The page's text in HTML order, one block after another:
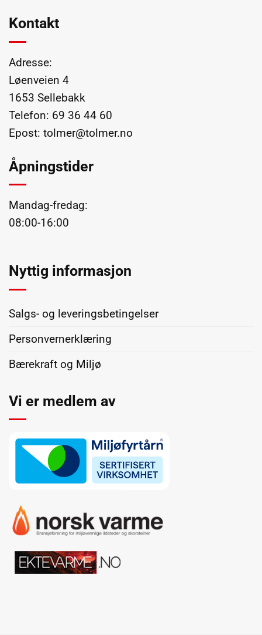
Kontakt
Adresse:
Løenveien 4
1653 Sellebakk
Telefon: 69 36 44 60
Epost: tolmer@tolmer.no
Åpningstider
Mandag-fredag:
08:00-16:00
Nyttig informasjon
Salgs- og leveringsbetingelser
Personvernerklæring
Bærekraft og Miljø
Vi er medlem av